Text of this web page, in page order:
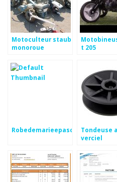
Motoculteur staub
monoroue
t 205
RobedemarieepascherTondeuse
verciel